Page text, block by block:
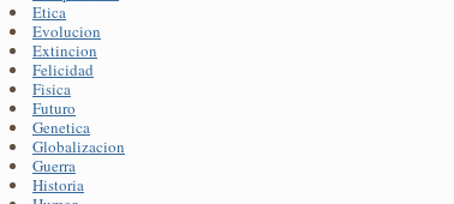
Etica
Evolucion
Extincion
Felicidad
Fisica
Futuro
Genetica
Globalizacion
Guerra
Historia